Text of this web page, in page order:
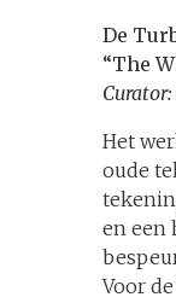
De
“The
Het
oude
en een
Voor